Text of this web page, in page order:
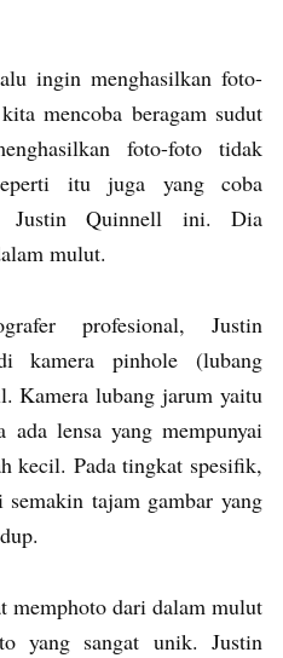
ingin menghasilkan foto-
mencoba beragam sudut
foto-foto tidak
itu juga yang coba
Justin Quinnell ini. Dia
mulut.
profesional, Justin
kamera pinhole (lubang
Kamera lubang jarum yaitu
ada lensa yang mempunyai
kecil. Pada tingkat spesifik,
tajam gambar yang
memphoto dari dalam mulut
yang sangat unik. Justin